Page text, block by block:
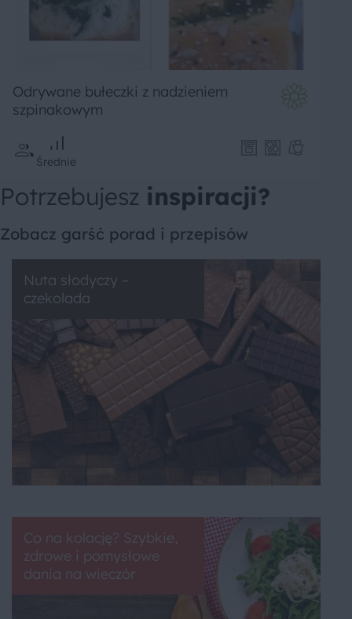
Odrywane bułeczki z nadzieniem
szpinakowym
Średnie
Potrzebujesz inspiracji?
Zobacz garść porad i przepisów
Nuta słodyczy –
czekolada
Co na kolację? Szybkie,
zdrowe i pomysłowe
dania na wieczór